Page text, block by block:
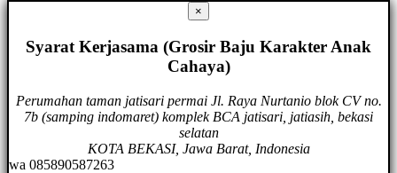
×
Syarat Kerjasama (Grosir Baju Karakter Anak
Cahaya)
Perumahan taman jatisari permai Jl. Raya Nurtanio blok CV no.
7b (samping indomaret) komplek BCA jatisari, jatiasih, bekasi
selatan
KOTA BEKASI, Jawa Barat, Indonesia
wa 085890587263